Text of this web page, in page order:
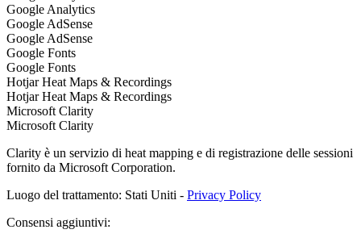
Google Analytics
Google AdSense
Google AdSense
Google Fonts
Google Fonts
Hotjar Heat Maps & Recordings
Hotjar Heat Maps & Recordings
Microsoft Clarity
Microsoft Clarity
Clarity è un servizio di heat mapping e di registrazione delle sessioni
fornito da Microsoft Corporation.
Luogo del trattamento: Stati Uniti - Privacy Policy
Consensi aggiuntivi: